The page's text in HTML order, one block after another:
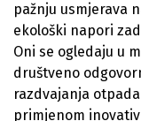
pažnju usmjerava
ekološki napori
Oni se ogledaju u
društveno
razdvajanja
primjenom